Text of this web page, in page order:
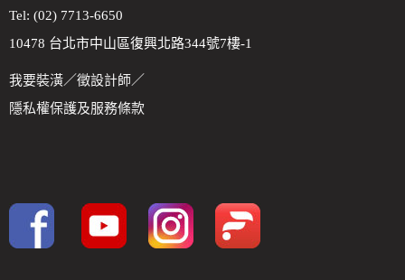
Tel: (02) 7713-6650
10478 台北市中山區復興北路344號7樓-1
我要裝潢／徵設計師／
隱私權保護及服務條款